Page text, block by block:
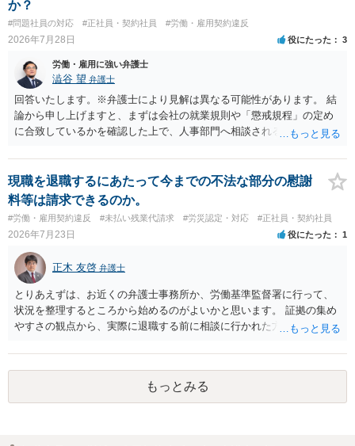
か？
#問題社員の対応 #正社員・契約社員 #労働・雇用契約違反
2026年7月28日 役にたった 3
労働・雇用に強い弁護士
澁谷 望 弁護士
回答いたします。※弁護士により見解は異なる可能性があります。 結
論から申し上げますと、まずは会社の就業規則や「懲戒規程」の定め
に合致しているかを確認した上で、人事部門へ相談されることが最優
ものの、重い懲戒処分の対象には十分なり得ます。 名誉や評価の回復
については、会社側に「部下の不正行為による情報漏洩」と正式に認
定させ、誤認した他部署への適切なフォローや周知を求めるのが有効
です。 あるいは、懲戒があったことを社内で周知される手続があるの
ならば、それにより軽微ながら回復はできるかもしれません。 さらに
個人としても、相手に対してプライバシー侵害等に基づく損害賠償
（慰謝料）を請求する選択肢がありえます（ただし、金額は多額にな
らない可能性があります。）。
現職を退職するにあたって今までの不法な部分の慰謝
料等は請求できるのか。
#労働・雇用契約違反 #未払い残業代請求 #労災認定・対応 #正社員・契約社員
2026年7月23日 役にたった 1
正木 友啓 弁護士
とりあえずは、お近くの弁護士事務所か、労働基準監督署に行って、
状況を整理するところから始めるのがよいかと思います。 証拠の集め
やすさの観点から、実際に退職する前に相談に行かれた方がよいかと
もっとみる